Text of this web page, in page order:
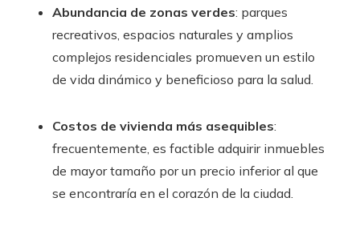
Abundancia de zonas verdes: parques
recreativos, espacios naturales y amplios
complejos residenciales promueven un estilo
de vida dinámico y beneficioso para la salud.
Costos de vivienda más asequibles:
frecuentemente, es factible adquirir inmuebles
de mayor tamaño por un precio inferior al que
se encontraría en el corazón de la ciudad.